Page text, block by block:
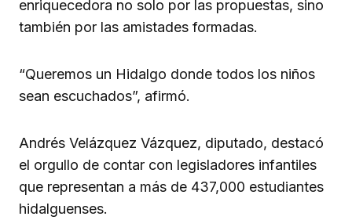
enriquecedora no solo por las propuestas, sino
también por las amistades formadas.
“Queremos un Hidalgo donde todos los niños
sean escuchados”, afirmó.
Andrés Velázquez Vázquez, diputado, destacó
el orgullo de contar con legisladores infantiles
que representan a más de 437,000 estudiantes
hidalguenses.